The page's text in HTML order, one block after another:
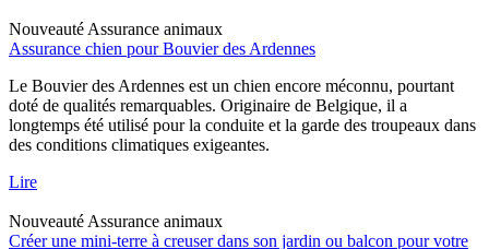
Nouveauté Assurance animaux
Assurance chien pour Bouvier des Ardennes
Le Bouvier des Ardennes est un chien encore méconnu, pourtant
doté de qualités remarquables. Originaire de Belgique, il a
longtemps été utilisé pour la conduite et la garde des troupeaux dans
des conditions climatiques exigeantes.
Lire
Nouveauté Assurance animaux
Créer une mini-terre à creuser dans son jardin ou balcon pour votre